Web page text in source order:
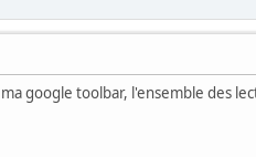
google toolbar, l'ensemble des